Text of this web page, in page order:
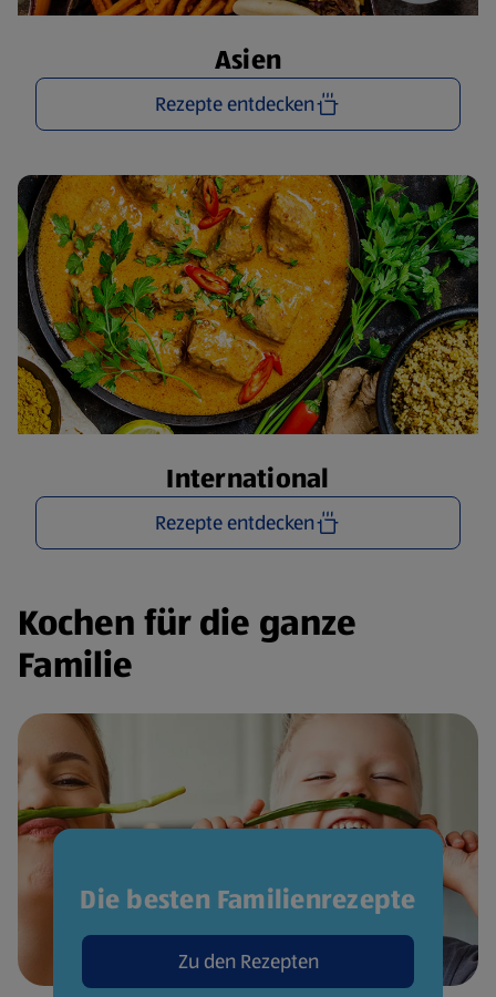
Asien
Rezepte entdecken
International
Rezepte entdecken
Kochen für die ganze
Familie
Die besten Familienrezepte
Zu den Rezepten